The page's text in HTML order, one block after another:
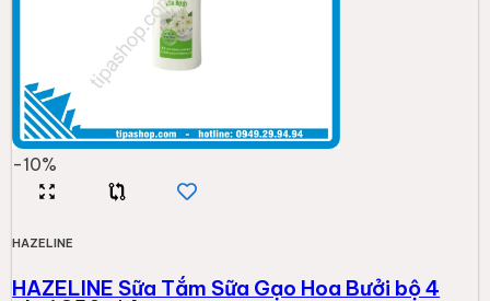
-10%
HAZELINE
HAZELINE Sữa Tắm Sữa Gạo Hoa Bưởi bộ 4